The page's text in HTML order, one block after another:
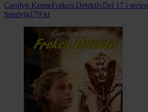
Carolyn KeeneFrøken DetektivDel 17 i serien
Sandvig179 kr